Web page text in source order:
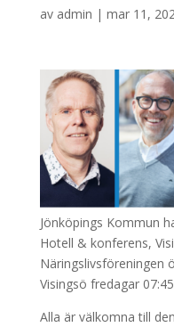
av admin | mar 11,
Jönköpings Kommun
Hotell & konferens,
Näringslivsföreningen
Visingsö fredagar
Alla är välkomna till